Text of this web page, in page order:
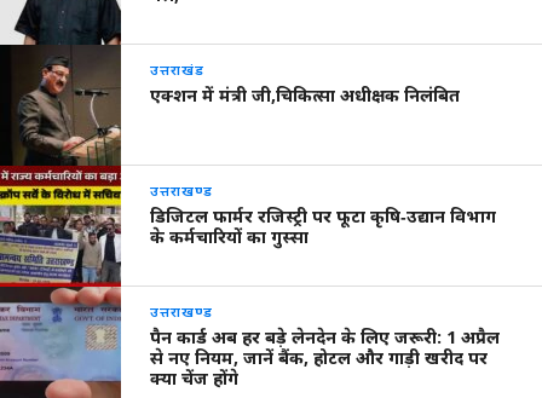
उत्तराखंड
एक्शन में मंत्री जी,चिकित्सा अधीक्षक निलंबित
उत्तराखण्ड
डिजिटल फार्मर रजिस्ट्री पर फूटा कृषि‑उद्यान विभाग
के कर्मचारियों का गुस्सा
उत्तराखण्ड
पैन कार्ड अब हर बड़े लेनदेन के लिए जरूरी: 1 अप्रैल
से नए नियम, जानें बैंक, होटल और गाड़ी खरीद पर
क्या चेंज होंगे